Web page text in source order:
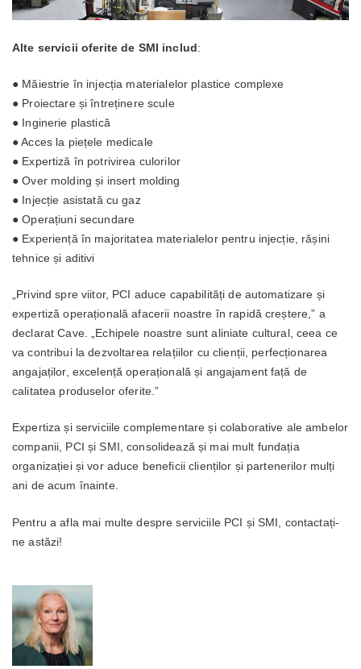
Alte servicii oferite de SMI includ:
● Măiestrie în injecția materialelor plastice complexe
● Proiectare și întreținere scule
● Inginerie plastică
● Acces la piețele medicale
● Expertiză în potrivirea culorilor
● Over molding și insert molding
● Injecție asistată cu gaz
● Operațiuni secundare
● Experiență în majoritatea materialelor pentru injecție, rășini
tehnice și aditivi
„Privind spre viitor, PCI aduce capabilități de automatizare și
expertiză operațională afacerii noastre în rapidă creștere,” a
declarat Cave. „Echipele noastre sunt aliniate cultural, ceea ce
va contribui la dezvoltarea relațiilor cu clienții, perfecționarea
angajaților, excelență operațională și angajament față de
calitatea produselor oferite.”
Expertiza și serviciile complementare și colaborative ale ambelor
companii, PCI și SMI, consolidează și mai mult fundația
organizației și vor aduce beneficii clienților și partenerilor mulți
ani de acum înainte.
Pentru a afla mai multe despre serviciile PCI și SMI, contactați-
ne astăzi!